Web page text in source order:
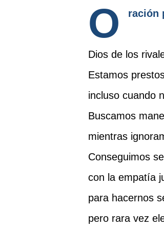
O ración
Dios de los
Estamos
incluso cuando
Buscamos
mientras
Conseguimos
con la empatía
para hacernos
pero rara vez